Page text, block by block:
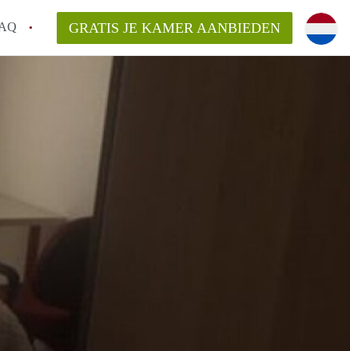
een Kamer in Den Haag?
bemiddelingsvergoeding?
GRATIS JE KAMER AANBIEDEN